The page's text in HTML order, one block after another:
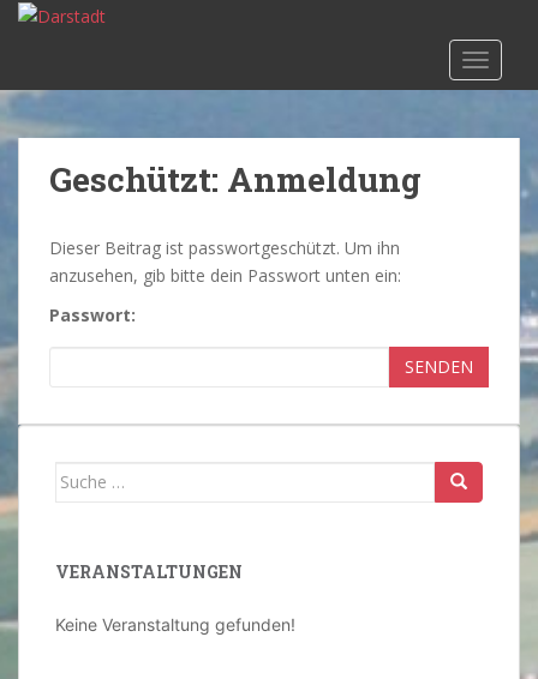
p
t
o
n
e
Geschützt: Anmeldung
Dieser Beitrag ist passwortgeschützt. Um ihn
anzusehen, gib bitte dein Passwort unten ein:
Passwort:
SENDEN
Suche
VERANSTALTUNGEN
Keine Veranstaltung gefunden!